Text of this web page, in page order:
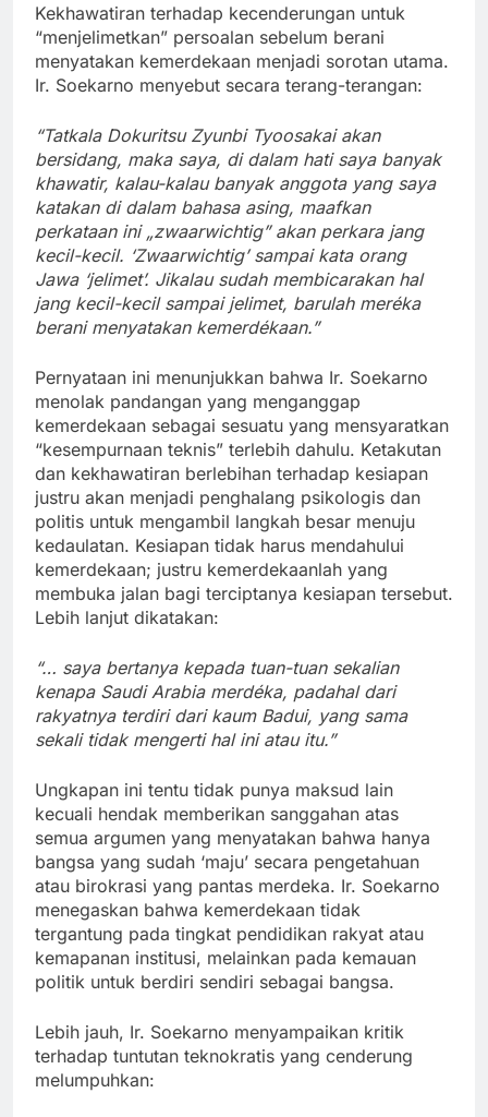
Kekhawatiran terhadap kecenderungan untuk
“menjelimetkan” persoalan sebelum berani
menyatakan kemerdekaan menjadi sorotan utama.
Ir. Soekarno menyebut secara terang-terangan:
“Tatkala Dokuritsu Zyunbi Tyoosakai akan
bersidang, maka saya, di dalam hati saya banyak
khawatir, kalau-kalau banyak anggota yang saya
katakan di dalam bahasa asing, maafkan
perkataan ini „zwaarwichtig” akan perkara jang
kecil-kecil. ‘Zwaarwichtig’ sampai kata orang
Jawa ‘jelimet’. Jikalau sudah membicarakan hal
jang kecil-kecil sampai jelimet, barulah meréka
berani menyatakan kemerdékaan.”
Pernyataan ini menunjukkan bahwa Ir. Soekarno
menolak pandangan yang menganggap
kemerdekaan sebagai sesuatu yang mensyaratkan
“kesempurnaan teknis” terlebih dahulu. Ketakutan
dan kekhawatiran berlebihan terhadap kesiapan
justru akan menjadi penghalang psikologis dan
politis untuk mengambil langkah besar menuju
kedaulatan. Kesiapan tidak harus mendahului
kemerdekaan; justru kemerdekaanlah yang
membuka jalan bagi terciptanya kesiapan tersebut.
Lebih lanjut dikatakan:
“… saya bertanya kepada tuan-tuan sekalian
kenapa Saudi Arabia merdéka, padahal dari
rakyatnya terdiri dari kaum Badui, yang sama
sekali tidak mengerti hal ini atau itu.”
Ungkapan ini tentu tidak punya maksud lain
kecuali hendak memberikan sanggahan atas
semua argumen yang menyatakan bahwa hanya
bangsa yang sudah ‘maju’ secara pengetahuan
atau birokrasi yang pantas merdeka. Ir. Soekarno
menegaskan bahwa kemerdekaan tidak
tergantung pada tingkat pendidikan rakyat atau
kemapanan institusi, melainkan pada kemauan
politik untuk berdiri sendiri sebagai bangsa.
Lebih jauh, Ir. Soekarno menyampaikan kritik
terhadap tuntutan teknokratis yang cenderung
melumpuhkan: